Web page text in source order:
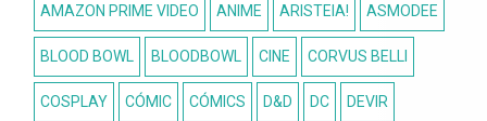
AMAZON PRIME VIDEO ANIME ARISTEIA! ASMODEE
BLOOD BOWL BLOODBOWL CINE CORVUS BELLI
COSPLAY CÓMIC CÓMICS D&D DC DEVIR